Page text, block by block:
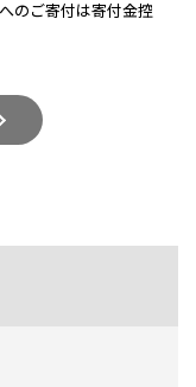
のご寄付は寄付金控